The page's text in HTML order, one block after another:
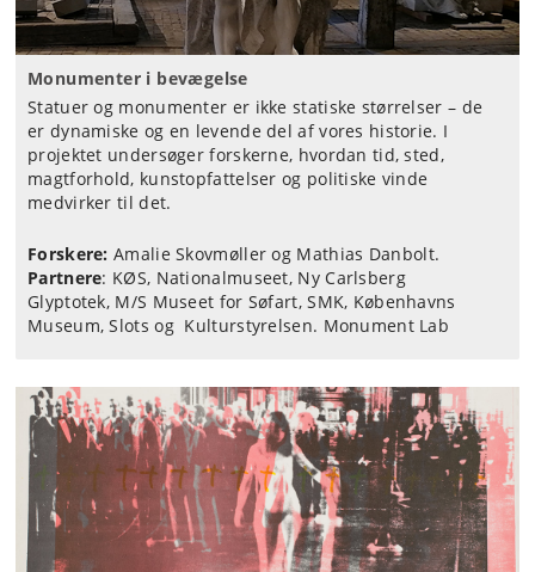
Monumenter i bevægelse
Statuer og monumenter er ikke statiske størrelser – de
er dynamiske og en levende del af vores historie. I
projektet undersøger forskerne, hvordan tid, sted,
magtforhold, kunstopfattelser og politiske vinde
medvirker til det.
Forskere: Amalie Skovmøller og Mathias Danbolt.
Partnere: KØS, Nationalmuseet, Ny Carlsberg
Glyptotek, M/S Museet for Søfart, SMK, Københavns
Museum, Slots og Kulturstyrelsen. Monument Lab